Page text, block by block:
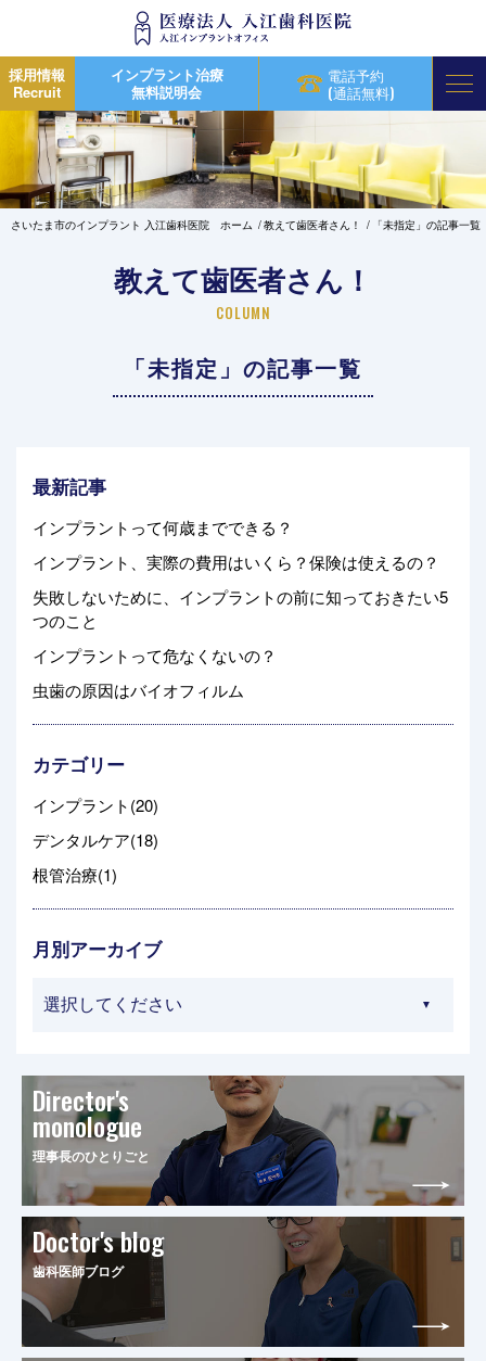
採用情報
Recruit
インプラント治療
無料説明会
電話予約
(通話無料)
さいたま市のインプラント 入江歯科医院 ホーム 教えて歯医者さん！ 「未指定」の記事一覧
教えて歯医者さん！
COLUMN
「未指定」の記事一覧
最新記事
インプラントって何歳までできる？
インプラント、実際の費用はいくら？保険は使えるの？
失敗しないために、インプラントの前に知っておきたい5
つのこと
インプラントって危なくないの？
虫歯の原因はバイオフィルム
カテゴリー
インプラント(20)
デンタルケア(18)
根管治療(1)
月別アーカイブ
Director's
monologue
理事長のひとりごと
Doctor's blog
歯科医師ブログ